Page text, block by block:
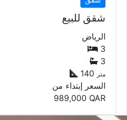
شقق للبيع
الرياض
3
3
140 متر
السعر إبتداء من
989,000 QAR